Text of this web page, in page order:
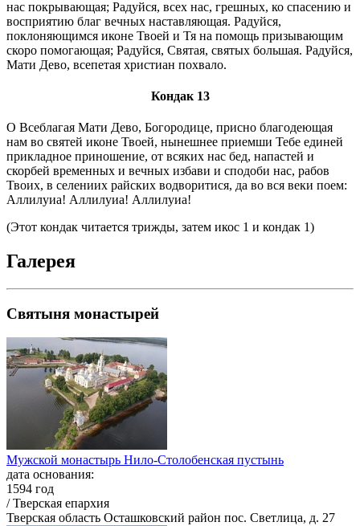
нас покрывающая; Радуйся, всех нас, грешных, ко спасению и
восприятию благ вечных наставляющая. Радуйся,
поклоняющимся иконе Твоей и Тя на помощь призывающим
скоро помогающая; Радуйся, Святая, святых большая. Радуйся,
Мати Дево, всепетая христиан похвало.
Кондак 13
О Всеблагая Мати Дево, Богородице, присно благодеющая
нам во святей иконе Твоей, нынешнее приемши Тебе единей
прикладное приношение, от всяких нас бед, напастей и
скорбей временных и вечных избави и сподоби нас, рабов
Твоих, в селениих райских водворитися, да во вся веки поем:
Аллилуиа! Аллилуиа! Аллилуиа!
(Этот кондак читается трижды, затем икос 1 и кондак 1)
Галерея
Святыня монастырей
Мужской монастырь Нило-Столобенская пустынь
дата основания:
1594 год
/ Тверская епархия
Тверская область Осташковский район пос. Светлица, д. 27